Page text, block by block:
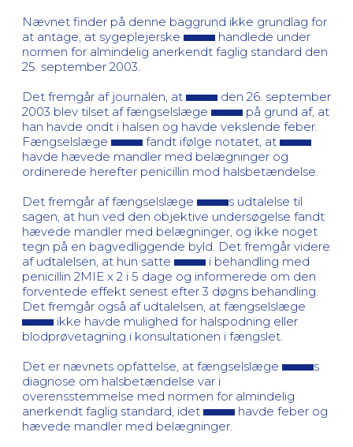
Nævnet finder på denne baggrund ikke grundlag for
at antage, at sygeplejerske
handlede under
normen for almindelig anerkendt faglig standard den
25. september 2003.
Det fremgår af journalen, at
den 26. september
2003 blev tilset af fængselslæge
på grund af, at
han havde ondt i halsen og havde vekslende feber.
Fængselslæge
fandt ifølge notatet, at
havde hævede mandler med belægninger og
ordinerede herefter penicillin mod halsbetændelse.
Det fremgår af fængselslæge
s udtalelse til
sagen, at hun ved den objektive undersøgelse fandt
hævede mandler med belægninger, og ikke noget
tegn på en bagvedliggende byld. Det fremgår videre
af udtalelsen, at hun satte
i behandling med
penicillin 2MIE x 2 i 5 dage og informerede om den
forventede effekt senest efter 3 døgns behandling.
Det fremgår også af udtalelsen, at fængselslæge
ikke havde mulighed for halspodning eller
blodprøvetagning i konsultationen i fængslet.
Det er nævnets opfattelse, at fængselslæge
s
diagnose om halsbetændelse var i
overensstemmelse med normen for almindelig
anerkendt faglig standard, idet
havde feber og
hævede mandler med belægninger.